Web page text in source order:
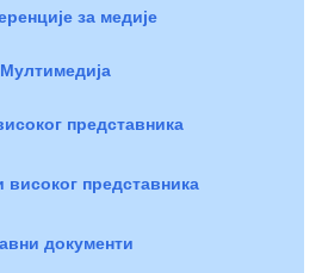
за медије
Мултимедија
представника
високог представника
документи